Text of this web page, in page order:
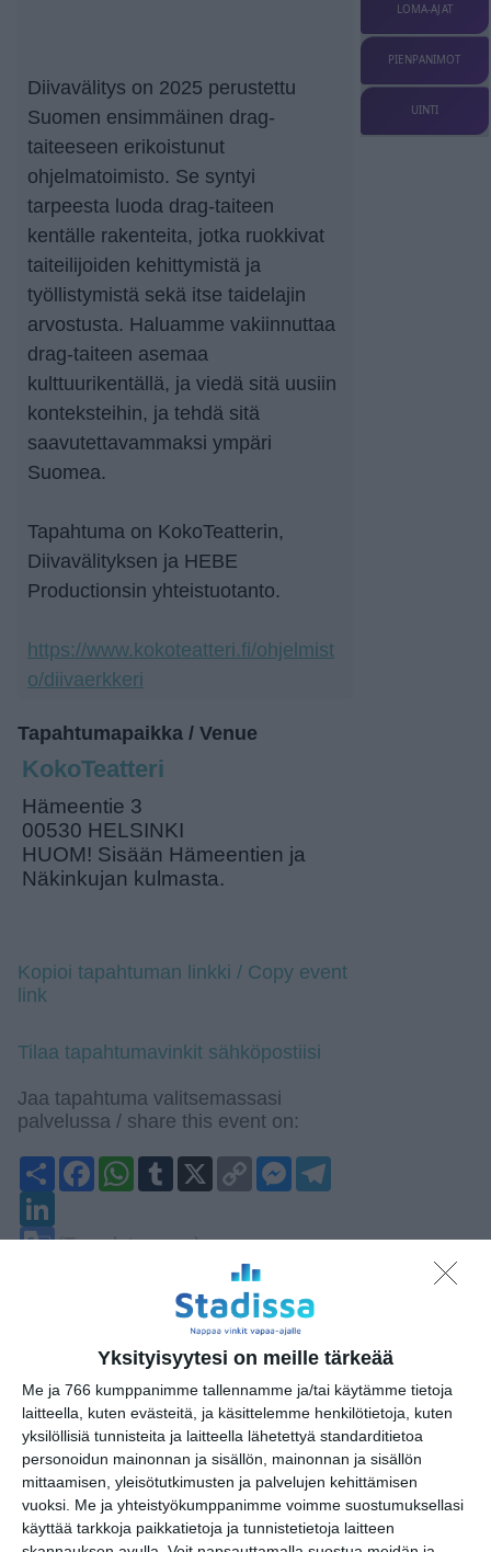
Yksityisyytesi on meille tärkeää
Me ja 766 kumppanimme tallennamme ja/tai käytämme tietoja
laitteella, kuten evästeitä, ja käsittelemme henkilötietoja, kuten
yksilöllisiä tunnisteita ja laitteella lähetettyä standarditietoa
personoidun mainonnan ja sisällön, mainonnan ja sisällön
mittaamisen, yleisötutkimusten ja palvelujen kehittämisen
vuoksi. Me ja yhteistyökumppanimme voimme suostumuksellasi
käyttää tarkkoja paikkatietoja ja tunnistetietoja laitteen
Diivavälitys on 2025 perustettu
Suomen ensimmäinen drag-
taiteeseen erikoistunut
ohjelmatoimisto. Se syntyi
tarpeesta luoda drag-taiteen
kentälle rakenteita, jotka ruokkivat
taiteilijoiden kehittymistä ja
työllistymistä sekä itse taidelajin
arvostusta. Haluamme vakiinnuttaa
drag-taiteen asemaa
kulttuurikentällä, ja viedä sitä uusiin
konteksteihin, ja tehdä sitä
saavutettavammaksi ympäri
Suomea.
Tapahtuma on KokoTeatterin,
Diivavälityksen ja HEBE
Productionsin yhteistuotanto.
https://www.kokoteatteri.fi/ohjelmist
o/diivaerkkeri
Tapahtumapaikka / Venue
KokoTeatteri
Hämeentie 3
00530 HELSINKI
HUOM! Sisään Hämeentien ja
Näkinkujan kulmasta.
Kopioi tapahtuman linkki / Copy event
link
Tilaa tapahtumavinkit sähköpostiisi
Jaa tapahtuma valitsemassasi
palvelussa / share this event on:
ShareFacebookWhatsApp
Tumblr
X
Copy
Link
Messenger
(Translate page)
Google
Katso myös nämä 🔥
Vapaan taiteen tilan pop up
pe 14.8.2026 klo 11:00
Sokeritehdas 2026
pe 14.8.2026 klo 19:00
LOMA-AJAT
PIENPANIMOT
UINTI